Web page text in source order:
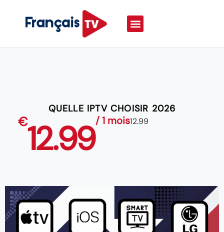
QUELLE IPTV CHOISIR 2026
€12.99/ 1 mois12.99